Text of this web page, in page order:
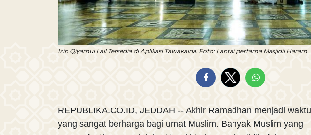
Izin Qiyamul Lail Tersedia di Aplikasi Tawakalna. Foto: Lantai pertama Masjidil Haram.
REPUBLIKA.CO.ID, JEDDAH -- Akhir Ramadhan menjadi waktu
yang sangat berharga bagi umat Muslim. Banyak Muslim yang